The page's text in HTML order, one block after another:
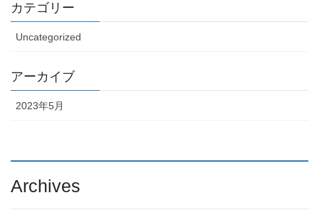
カテゴリー
Uncategorized
アーカイブ
2023年5月
Archives